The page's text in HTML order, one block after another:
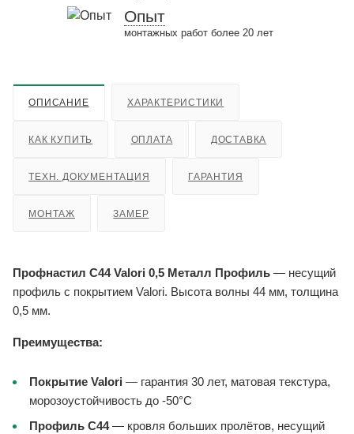
Опыт
монтажных работ более 20 лет
ОПИСАНИЕ ХАРАКТЕРИСТИКИ
КАК КУПИТЬ ОПЛАТА ДОСТАВКА
ТЕХН. ДОКУМЕНТАЦИЯ ГАРАНТИЯ
МОНТАЖ ЗАМЕР
Профнастил С44 Valori 0,5 Металл Профиль — несущий
профиль с покрытием Valori. Высота волны 44 мм, толщина
0,5 мм.
Преимущества:
Покрытие Valori — гарантия 30 лет, матовая текстура,
морозоустойчивость до -50°C
Профиль С44— кровля больших пролётов, несущий